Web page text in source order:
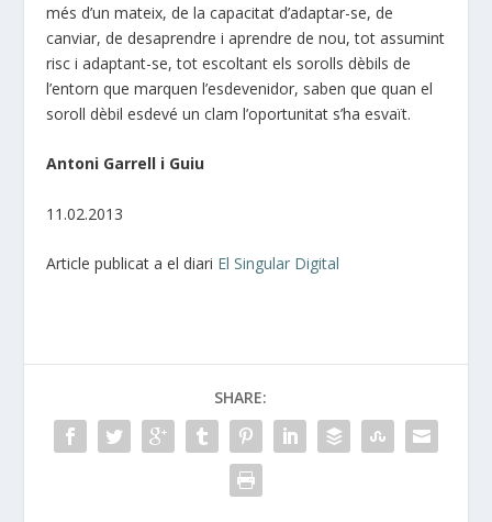
més d’un mateix, de la capacitat d’adaptar-se, de
canviar, de desaprendre i aprendre de nou, tot assumint
risc i adaptant-se, tot escoltant els sorolls dèbils de
l’entorn que marquen l’esdevenidor, saben que quan el
soroll dèbil esdevé un clam l’oportunitat s’ha esvaït.
Antoni Garrell i Guiu
11.02.2013
Article publicat a el diari El Singular Digital
SHARE: